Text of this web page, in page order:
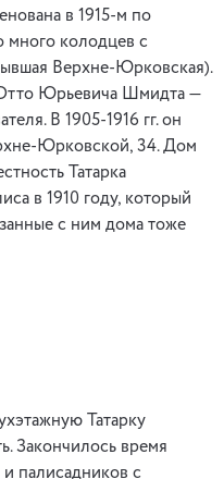
в 1915-м по
много колодцев с
Верхне-Юрковская).
Отто Юрьевича Шмидта —
В 1905-1916 гг. он
Юрковской, 34. Дом
Татарка
в 1910 году, который
с ним дома тоже
Татарку
Закончилось время
палисадников с